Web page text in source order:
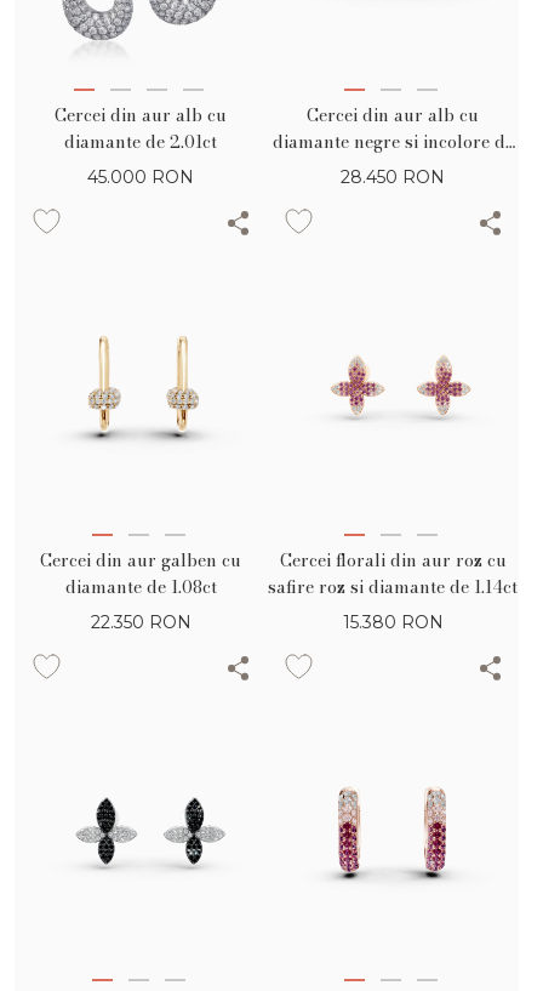
Cercei din aur alb cu
diamante de 2.01ct
45.000 RON
Cercei din aur alb cu
diamante negre si incolore de
1.61ct
28.450 RON
Cercei din aur galben cu
diamante de 1.08ct
22.350 RON
Cercei florali din aur roz cu
safire roz si diamante de 1.14ct
15.380 RON